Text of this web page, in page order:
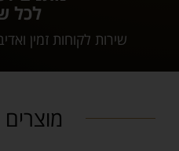
לכל
שירות לקוחות זמין